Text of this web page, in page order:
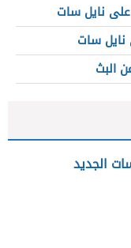
نايل سات
البث
الجديد